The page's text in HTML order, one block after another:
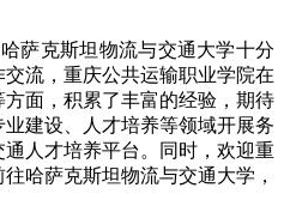
萨克斯坦物流与交通大学十分
流，重庆公共运输职业学院在
面，积累了丰富的经验，期待
建设、人才培养等领域开展务
人才培养平台。同时，欢迎重
哈萨克斯坦物流与交通大学，